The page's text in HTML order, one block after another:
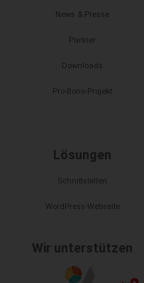
News & Presse
Partner
Downloads
Pro-Bono-Projekt
Lösungen
Schnittstellen
WordPress-Webseite
Wir unterstützen